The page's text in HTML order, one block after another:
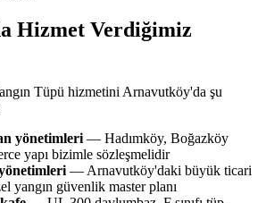
Hizmet Verdiğimiz
Tüpü hizmetini Arnavutköy'da şu
yönetimleri — Hadımköy, Boğazköy
yapı bizimle sözleşmelidir
— Arnavutköy'daki büyük ticari
yangın güvenlik master planı